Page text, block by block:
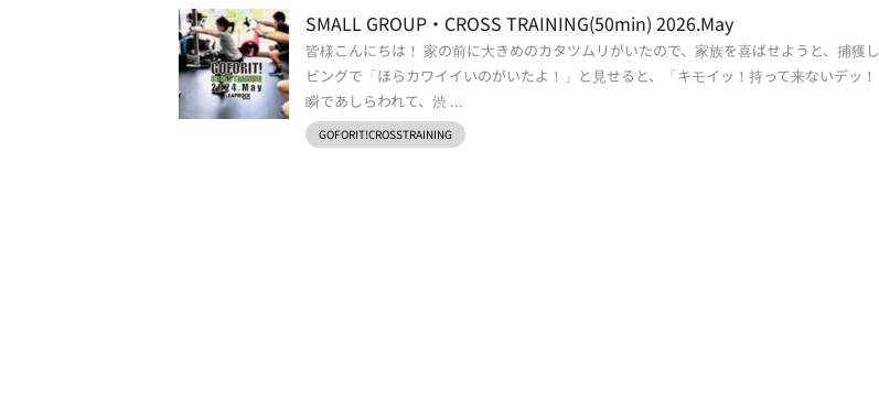
SMALL GROUP・CROSS TRAINING(50min) 2026.May
皆様こんにちは！ 家の前に大きめのカタツムリがいたので、家族を喜ばせようと、捕獲
ビングで「ほらカワイイいのがいたよ！」と見せると、「キモイッ！持って来ないデッ
瞬であしらわれて、渋 ...
GOFORIT!CROSSTRAINING